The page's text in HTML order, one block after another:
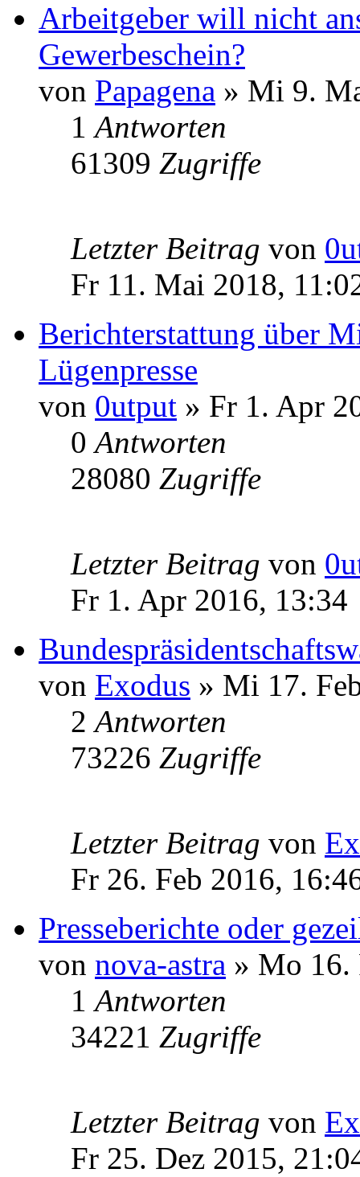
Arbeitgeber will nicht
Gewerbeschein?
von Papagena » Mi 9.
1Antworten
61309 Zugriffe
Letzter Beitrag von
Fr 11. Mai 2018,
Berichterstattung über
Lügenpresse
von 0utput » Fr 1. Apr
0Antworten
28080 Zugriffe
Letzter Beitrag von
Fr 1. Apr 2016, 13:34
von Exodus » Mi 17.
2Antworten
73226 Zugriffe
Letzter Beitrag von
Fr 26. Feb 2016,
Presseberichte oder
von nova-astra » Mo 16.
1Antworten
34221 Zugriffe
Letzter Beitrag von
Fr 25. Dez 2015,